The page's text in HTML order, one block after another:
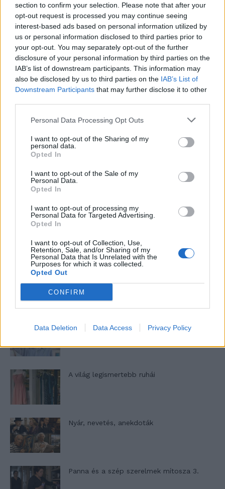
section to confirm your selection. Please note that after your
opt-out request is processed you may continue seeing
interest-based ads based on personal information utilized by
us or personal information disclosed to third parties prior to
your opt-out. You may separately opt-out of the further
disclosure of your personal information by third parties on the
IAB’s list of downstream participants. This information may
also be disclosed by us to third parties on the IAB’s List of
Downstream Participants that may further disclose it to other
Personal Data Processing Opt Outs
I want to opt-out of the Sharing of my
personal data.
Opted In
I want to opt-out of the Sale of my
Personal Data.
Opted In
I want to opt-out of processing my
Personal Data for Targeted Advertising.
Opted In
I want to opt-out of Collection, Use,
Retention, Sale, and/or Sharing of my
Personal Data that Is Unrelated with the
Purposes for which it was collected.
Opted Out
CONFIRM
Data Deletion Data Access Privacy Policy
Minka 12. rész
Minka 11. rész
Pedig szóltam… – Miért nem hiszünk a
gyűjteménye
13. rész
Woody Allen megosztó zsenialitása
A világ legismertebb ruhái
Nyár, nevetés, anekdoták
Panna és a szép szerelmek mítosza 3.